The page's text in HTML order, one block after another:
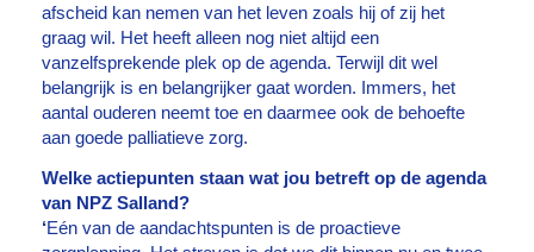
afscheid kan nemen van het leven zoals hij of zij het
graag wil. Het heeft alleen nog niet altijd een
vanzelfsprekende plek op de agenda. Terwijl dit wel
belangrijk is en belangrijker gaat worden. Immers, het
aantal ouderen neemt toe en daarmee ook de behoefte
aan goede palliatieve zorg.
Welke actiepunten staan wat jou betreft op de agenda
van NPZ Salland?
‘Eén van de aandachtspunten is de proactieve